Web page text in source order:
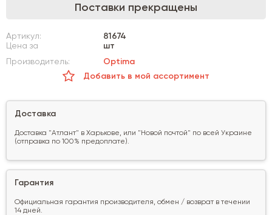
Поставки прекращены
Артикул:
81674
Цена за
шт
Производитель:
Optima
Добавить в мой ассортимент
Доставка
Доставка "Атлант" в Харькове, или "Новой почтой" по всей Украине
(отправка по 100% предоплате).
Гарантия
Официальная гарантия производителя, обмен / возврат в течении
14 дней.